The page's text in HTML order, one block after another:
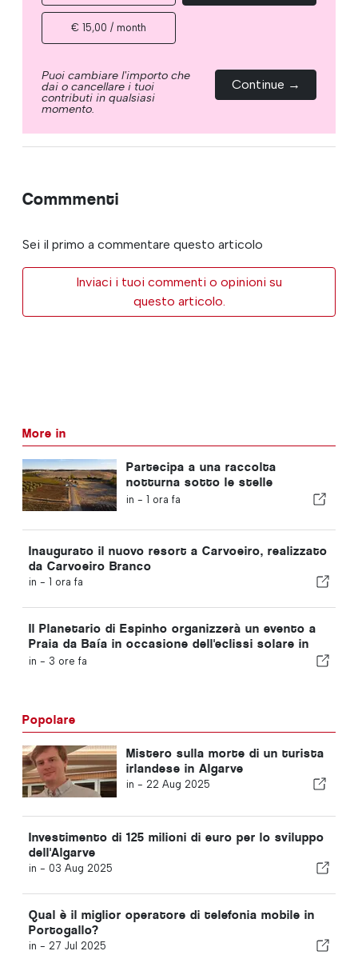
€ 15,00 / month
Puoi cambiare l'importo che
dai o cancellare i tuoi
contributi in qualsiasi
momento.
Continue →
Commmenti
Sei il primo a commentare questo articolo
Inviaci i tuoi commenti o opinioni su
questo articolo.
More in
Partecipa a una raccolta
notturna sotto le stelle
nell’Alentejo
in - 1 ora fa
Inaugurato il nuovo resort a Carvoeiro, realizzato
da Carvoeiro Branco
in - 1 ora fa
Il Planetario di Espinho organizzerà un evento a
Praia da Baía in occasione dell'eclissi solare in
Portogallo
in - 3 ore fa
Popolare
Mistero sulla morte di un turista
irlandese in Algarve
in - 22 Aug 2025
Investimento di 125 milioni di euro per lo sviluppo
dell'Algarve
in - 03 Aug 2025
Qual è il miglior operatore di telefonia mobile in
Portogallo?
in - 27 Jul 2025